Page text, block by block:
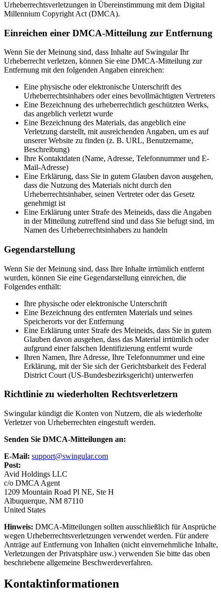
Urheberrechtsverletzungen in Übereinstimmung mit dem Digital
Millennium Copyright Act (DMCA).
Einreichen einer DMCA-Mitteilung zur Entfernung
Wenn Sie der Meinung sind, dass Inhalte auf Swingular Ihr
Urheberrecht verletzen, können Sie eine DMCA-Mitteilung zur
Entfernung mit den folgenden Angaben einreichen:
Eine physische oder elektronische Unterschrift des
Urheberrechtsinhabers oder eines bevollmächtigten Vertreters
Eine Bezeichnung des urheberrechtlich geschützten Werks,
das angeblich verletzt wurde
Eine Bezeichnung des Materials, das angeblich eine
Verletzung darstellt, mit ausreichenden Angaben, um es auf
unserer Website zu finden (z. B. URL, Benutzername,
Beschreibung)
Ihre Kontaktdaten (Name, Adresse, Telefonnummer und E-
Mail-Adresse)
Eine Erklärung, dass Sie in gutem Glauben davon ausgehen,
dass die Nutzung des Materials nicht durch den
Urheberrechtsinhaber, seinen Vertreter oder das Gesetz
genehmigt ist
Eine Erklärung unter Strafe des Meineids, dass die Angaben
in der Mitteilung zutreffend sind und dass Sie befugt sind, im
Namen des Urheberrechtsinhabers zu handeln
Gegendarstellung
Wenn Sie der Meinung sind, dass Ihre Inhalte irrtümlich entfernt
wurden, können Sie eine Gegendarstellung einreichen, die
Folgendes enthält:
Ihre physische oder elektronische Unterschrift
Eine Bezeichnung des entfernten Materials und seines
Speicherorts vor der Entfernung
Eine Erklärung unter Strafe des Meineids, dass Sie in gutem
Glauben davon ausgehen, dass das Material irrtümlich oder
aufgrund einer falschen Identifizierung entfernt wurde
Ihren Namen, Ihre Adresse, Ihre Telefonnummer und eine
Erklärung, mit der Sie sich der Gerichtsbarkeit des Federal
District Court (US-Bundesbezirksgericht) unterwerfen
Richtlinie zu wiederholten Rechtsverletzern
Swingular kündigt die Konten von Nutzern, die als wiederholte
Verletzer von Urheberrechten eingestuft werden.
Senden Sie DMCA-Mitteilungen an:
E-Mail: support@swingular.com
Post:
Avid Holdings LLC
c/o DMCA Agent
1209 Mountain Road Pl NE, Ste H
Albuquerque, NM 87110
United States
Hinweis: DMCA-Mitteilungen sollten ausschließlich für Ansprüche
wegen Urheberrechtsverletzungen verwendet werden. Für andere
Anträge auf Entfernung von Inhalten (nicht einvernehmliche Inhalte,
Verletzungen der Privatsphäre usw.) verwenden Sie bitte das oben
beschriebene allgemeine Beschwerdeverfahren.
Kontaktinformationen